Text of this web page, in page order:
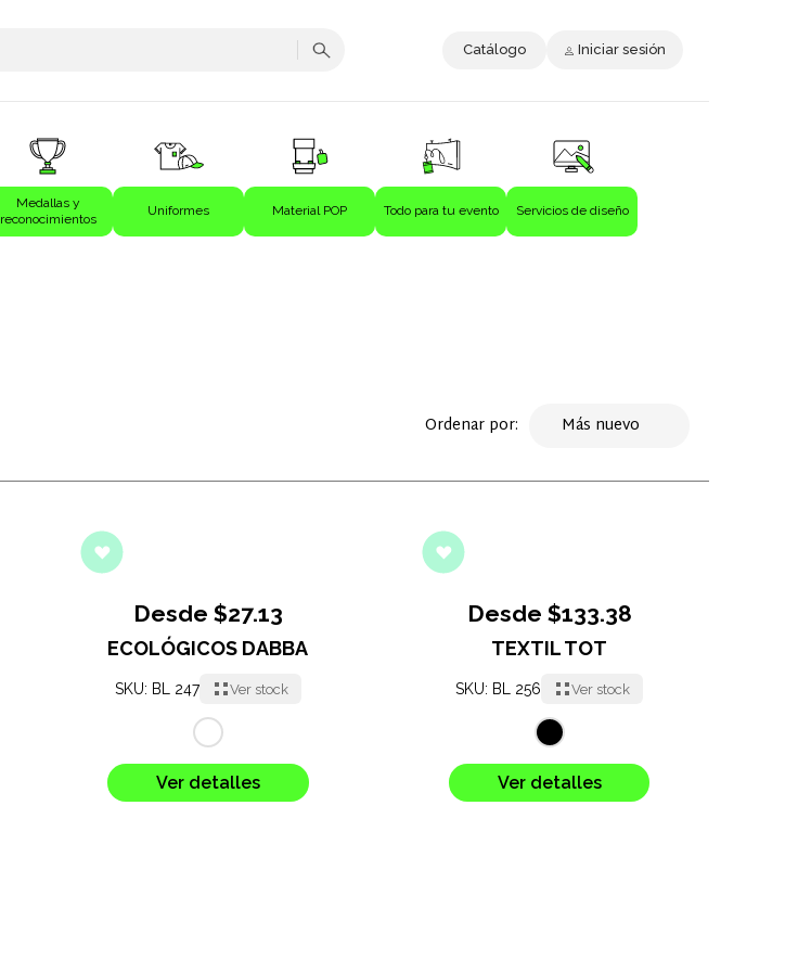
Catálogo Iniciar sesión
Medallas y
reconocimientos
Uniformes Material POP Todo para tu evento Servicios de diseño
Ordenar por:
Desde $27.13
ECOLÓGICOS DABBA
SKU: BL 247 Ver stock
Ver detalles
Desde $133.38
TEXTIL TOT
SKU: BL 256 Ver stock
Ver detalles